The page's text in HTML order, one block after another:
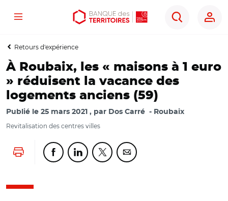
Aller
contenu
Aller
menu
Ouvrir
outils
Menu
Rechercher
Retours d'expérience
À Roubaix, les « maisons à 1 euro
» réduisent la vacance des
logements anciens (59)
Publié le 25 mars 2021 par Dos Carré Roubaix
Revitalisation des centres villes
Lancer l'impressionPartager cette page sur Facebook
Partager cette page sur Linkedin
Partager cette page sur Twitter
Partager cette page sur